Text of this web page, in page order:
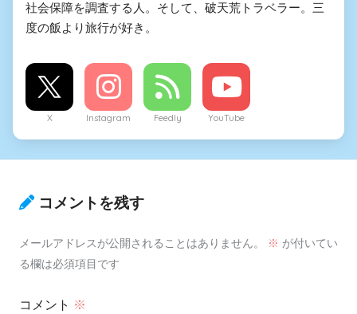
社会保障を調査する人。そして、破天荒トラベラー。三
度の飯より旅行が好き。
X Instagram Feedly YouTube
コメントを残す
メールアドレスが公開されることはありません。 ※ が付いてい
る欄は必須項目です
コメント ※